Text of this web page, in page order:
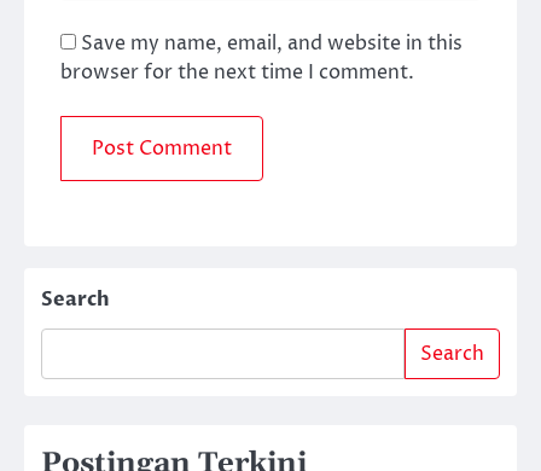
Save my name, email, and website in this
browser for the next time I comment.
Search
Search